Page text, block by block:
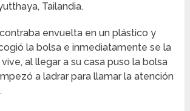
Tailandia.
envuelta en un plástico y
la bolsa e inmediatamente se la
al llegar a su casa puso la bolsa
a ladrar para llamar la atención